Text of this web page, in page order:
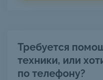
Требуется
техники, или
по телефону?